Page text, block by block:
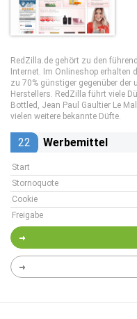
RedZilla.de gehört zu den
Internet. Im Onlineshop erhalten
zu 70% günstiger gegenüber der
Herstellers. RedZilla führt viele
Bottled, Jean Paul Gaultier Le
vielen weitere bekannte Düfte.
22 Werbemittel
Start
Stornoquote
Cookie
Freigabe